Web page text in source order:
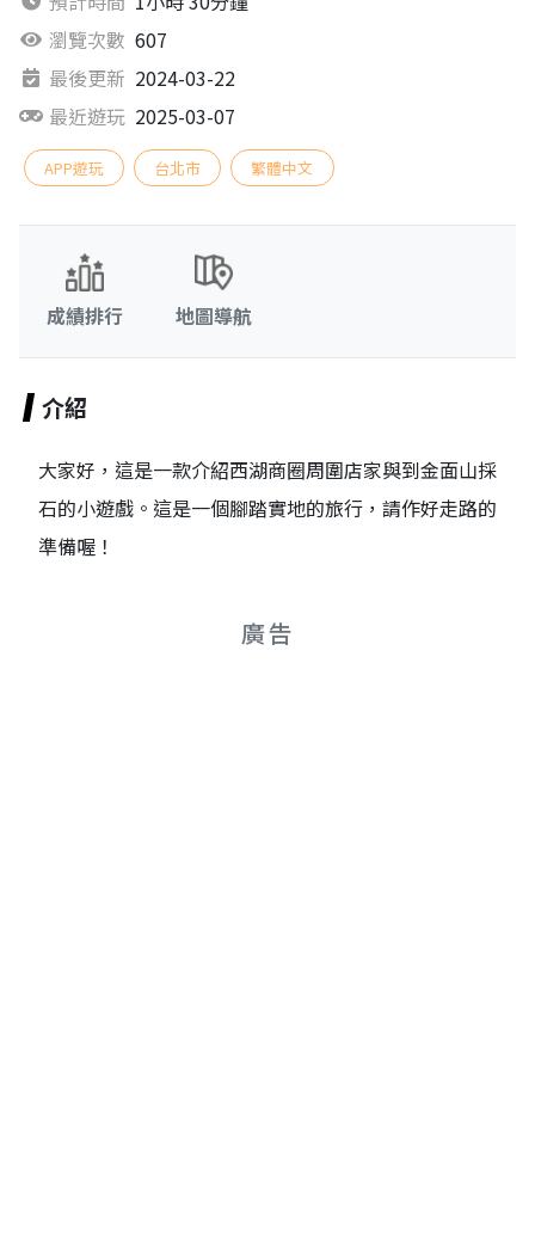
瀏覽次數 607
最後更新 2024-03-22
最近遊玩 2025-03-07
APP遊玩 台北市 繁體中文
成績排行 地圖導航
介紹
大家好，這是一款介紹西湖商圈周圍店家與到金面山採
石的小遊戲。這是一個腳踏實地的旅行，請作好走路的
準備喔！
廣告